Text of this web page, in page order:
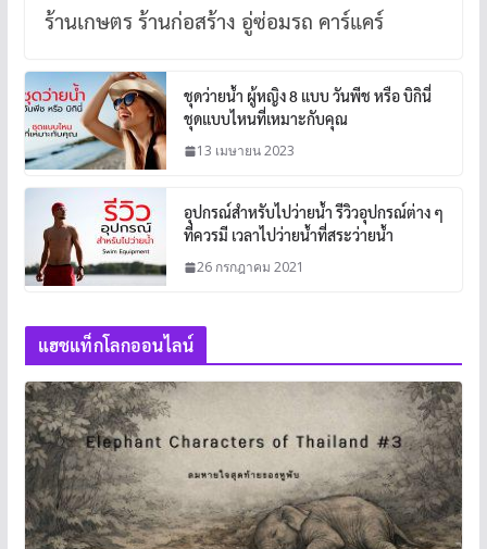
ร้านเกษตร ร้านก่อสร้าง อู่ซ่อมรถ คาร์แคร์
ชุดว่ายน้ำ ผู้หญิง 8 แบบ วันพีช หรือ บิกินี่
ชุดแบบไหนที่เหมาะกับคุณ
13 เมษายน 2023
อุปกรณ์สำหรับไปว่ายน้ำ รีวิวอุปกรณ์ต่าง ๆ
ที่ควรมี เวลาไปว่ายน้ำที่สระว่ายน้ำ
26 กรกฎาคม 2021
แฮชแท็กโลกออนไลน์